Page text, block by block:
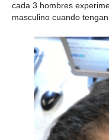
cada 3 hombres
masculino cuando